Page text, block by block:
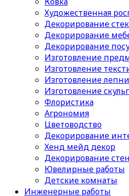
Художественная
Декорирование
Декорирование
Декорирование
Изготовление
Изготовление
Изготовление
Изготовление
Флористика
Агрономия
Цветоводство
Декорирование
Хенд мейд декор
Декорирование стен
Ювелирные работы
Детские комнаты
Инженерные работы